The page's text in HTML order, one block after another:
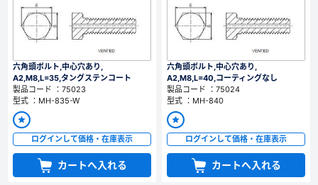
六角頭ボルト,中心穴あり,
A2,M8,L=35,タングステンコート
製品コード ：75023
型式 ：MH-835-W
ログインして価格・在庫表示
カートへ入れる
六角頭ボルト,中心穴あり,
A2,M8,L=40,コーティングなし
製品コード ：75024
型式 ：MH-840
ログインして価格・在庫表示
カートへ入れる